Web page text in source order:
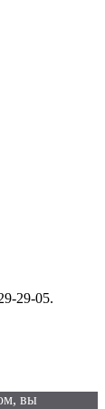
29-05.
вы